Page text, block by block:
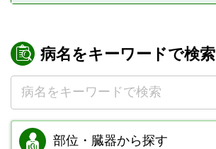
病名をキーワードで検索
部位・臓器から探す